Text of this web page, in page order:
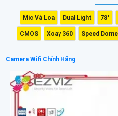
Mic Và Loa Dual Light 78°
CMOS Xoay 360 Speed Dome
Camera Wifi Chính Hãng